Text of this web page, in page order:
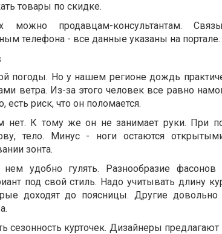
товары по скидке.
продавцам-консультантам.
телефона - все данные указаны на портале.
погоды. Но у нашем регионе дождь
ветра. Из-за этого человек все равно
есть риск, что он поломается.
нет. К тому же он не занимает руки. При
тело. Минус - ноги остаются
зонта.
удобно гулять. Разнообразие фасонов
под свой стиль. Надо учитывать длину
доходят до поясницы. Другие
сезонность курточек. Дизайнеры